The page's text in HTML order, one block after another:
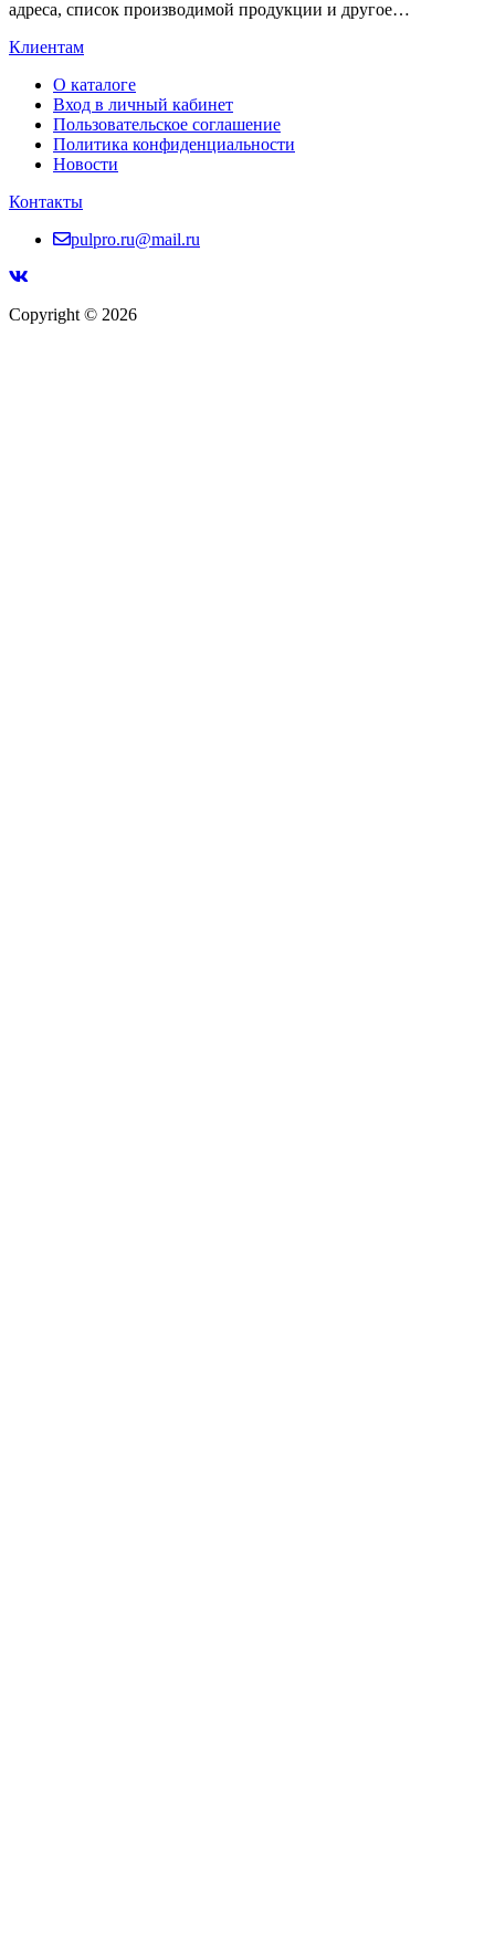
адреса, список производимой продукции и другое…
Клиентам
О каталоге
Вход в личный кабинет
Пользовательское соглашение
Политика конфиденциальности
Новости
Контакты
pulpro.ru@mail.ru
Copyright © 2026